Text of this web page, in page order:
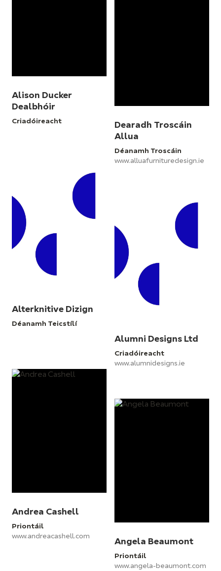
Alison Ducker
Dealbhóir
Criadóireacht
Dearadh Troscáin
Allua
Déanamh Troscáin
www.alluafurnituredesign.ie
Alterknitive Dizign
Déanamh Teicstílí
Alumni Designs Ltd
Criadóireacht
www.alumnidesigns.ie
Andrea Cashell
Priontáil
www.andreacashell.com
Angela Beaumont
Priontáil
www.angela-beaumont.com